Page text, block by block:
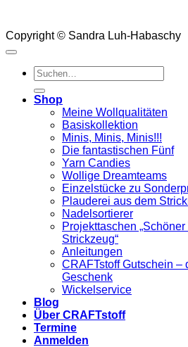
Copyright © Sandra Luh-Habaschy
Suchen
nach:
Shop
Meine Wollqualitäten
Basiskollektion
Minis, Minis, Minis!!!
Die fantastischen Fünf
Yarn Candies
Wollige Dreamteams
Einzelstücke zu
Plauderei aus dem
Nadelsortierer
Projekttaschen „Schöner
Strickzeug“
Anleitungen
CRAFTstoff Gutschein –
Geschenk
Wickelservice
Blog
Über CRAFTstoff
Termine
Anmelden